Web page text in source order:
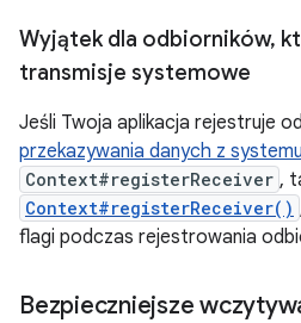
Wyjątek dla odbiorników,
transmisje systemowe
Jeśli Twoja aplikacja rejestruje
przekazywania danych z systemu
Context#registerReceiver ,
Context#registerReceiver()
flagi podczas rejestrowania
Bezpieczniejsze